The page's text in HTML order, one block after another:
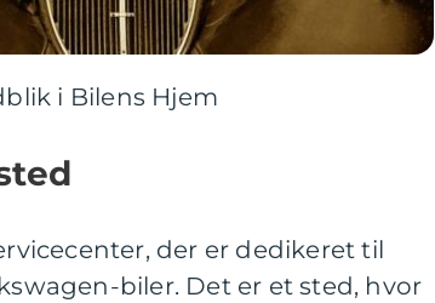
i Bilens Hjem
der er dedikeret til
biler. Det er et sted, hvor